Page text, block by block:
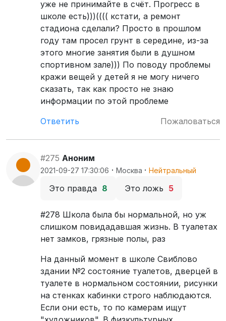
уже не принимайте в счёт. Прогресс в
школе есть)))(((( кстати, а ремонт
стадиона сделали? Просто в прошлом
году там просел грунт в середине, из-за
этого многие занятия были в душном
спортивном зале))) По поводу проблемы
кражи вещей у детей я не могу ничего
сказать, так как просто не знаю
информации по этой проблеме
Ответить
Пожаловаться
#275 Аноним
2021-09-27 17:30:06 · Москва · Нейтральный
Это правда 8 Это ложь 5
#278 Школа была бы нормальной, но уж
слишком повидадавшая жизнь. В туалетах
нет замков, грязные полы, раз
На данный момент в школе Свиблово
здании №2 состояние туалетов, дверцей в
туалете в нормальном состоянии, рисунки
на стенках кабинки строго наблюдаются.
Если они есть, то по камерам ищут